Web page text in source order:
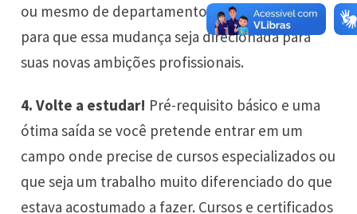
ou mesmo de departamento. Só tome cuidado
para que essa mudança seja direcionada para
suas novas ambições profissionais.
4. Volte a estudar! Pré-requisito básico e uma
ótima saída se você pretende entrar em um
campo onde precise de cursos especializados ou
que seja um trabalho muito diferenciado do que
estava acostumado a fazer. Cursos e certificados